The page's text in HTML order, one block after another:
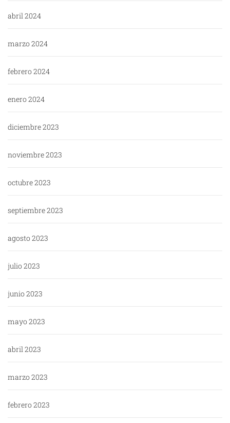
abril 2024
marzo 2024
febrero 2024
enero 2024
diciembre 2023
noviembre 2023
octubre 2023
septiembre 2023
agosto 2023
julio 2023
junio 2023
mayo 2023
abril 2023
marzo 2023
febrero 2023